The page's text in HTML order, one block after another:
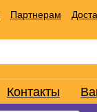
Партнерам
Контакты